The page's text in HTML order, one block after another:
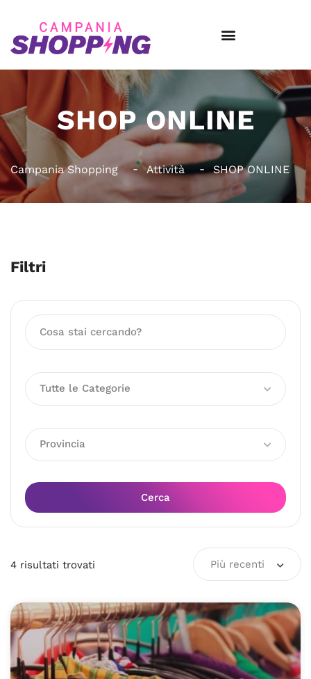
SHOP ONLINE
Campania Shopping Attività SHOP ONLINE
Filtri
Tutte le Categorie
Provincia
Cerca
4 risultati trovati Più recenti